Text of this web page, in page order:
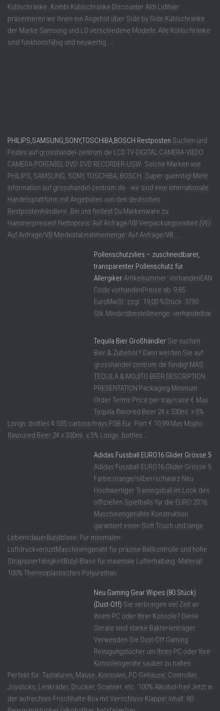
Kühlschränke. Kombi Kühlschränke Discounter Aldi Lidlhier
präsentieren wir Ihnen ein Angebot über Side by Side Kühlschränke
der Marke Samsung und LG verschiedene Modelle.Alle Kühlschränke
sind funktionsfähig und neuwertig ...
PHILIPS,SAMSUNG,SONY,TOSCHIBA,BOSCH Restposten Suchen und
Finden auf grosshandel-zentrum.de LCD TV-DIGITAL CAMERA-VIEDO
CAMERA-PORTABEL DVD: DVD RECORDER-USW. Solche Marken wie
PHILIPS, SAMSUNG, SONY, TOSCHIBA, BOSCH. Super guenstig! Mehr
Information auf grosshandel-zentrum.de - wir sind eine internationale
Handelsplattform mit Angeboten von den deutschen
Restpostenhändlern. Bei uns findest Du Markenware zu
Hammerpreisen! Nettopreis: Auf Anfrage/VB Verpackungseinheit (VE):
Auf Anfrage/VB Mindestabnahmemenge: Auf Anfrage/VB ...
Pollenschutzvlies – zuschneidbarer,
transparenter Pollenschutz für
AllergikerArtikelnummer: vorhandenEAN
Code vorhandenPreise ab: 9,85
EuroMwSt. zzgl. 19,00 %Stück: 3750
Stk.Mindestbestellmenge: verhandelbar
Tequila Bier Großhändler Sie suchen
Bier & Zubehör? Dann werden Sie auf
grosshandel-zentrum.de fündig! MAS
TEQUILA & MOJITO BEER DESCRIPTION
PRESENTATION Packaging Minimum
Order Terms Price per tray/case € Mas
Tequila flavored Beer 24 x 330ml. x 5%
Longn. bottles 4.035 cartons/trays FOB Eur. Port € 10,99 Mas Mojito
flavoured Beer 24 x 330ml. x 5% Longn. bottles ...
Adidas Fussball EURO16 Glider Grösse 5
Adidas Fussball EURO16 Glider Grösse 5
Farbe;orange/silber/schwarz Neu
Hochwertiger Trainingsball im Look des
offiziellen Spielballs für die EURO 2016.
Maschinengenähte Konstruktion
garantiert einen Soft Touch und lange
LebensdauerButylblase. Für minimalen
LuftdruckverlustMaschinengenäht für präzise Ballkontrolle und hohe
StrapazierfähigkeitButyl-Blase für maximale Lufterhaltung. Material:
100% Thermoplastisches Polyurethan.
Neu Gaming Gear Wipes (80 Stück)
(Dust-Off) Sie verbringen viel Zeit an
Ihrem PC oder Ihrer Konsole? Diese
Geräte sind starke Bakterienträger.
Verwenden Sie Dust-Off Gaming
Reinigungstücher um Ihren PC oder Ihre
Konsolengeräte sauber zu halten.
Perfekt für: Tastaturen, Mäuse, Konsolen, PC-Gehäuse, Controller,
Joysticks, Lenkräder, Drucker, Scanner, etc. 100% Alkohol-frei! Jetzt in
der aufrechten Frischhalte-Box mit Verschluss-Klappe! Inhalt: 80